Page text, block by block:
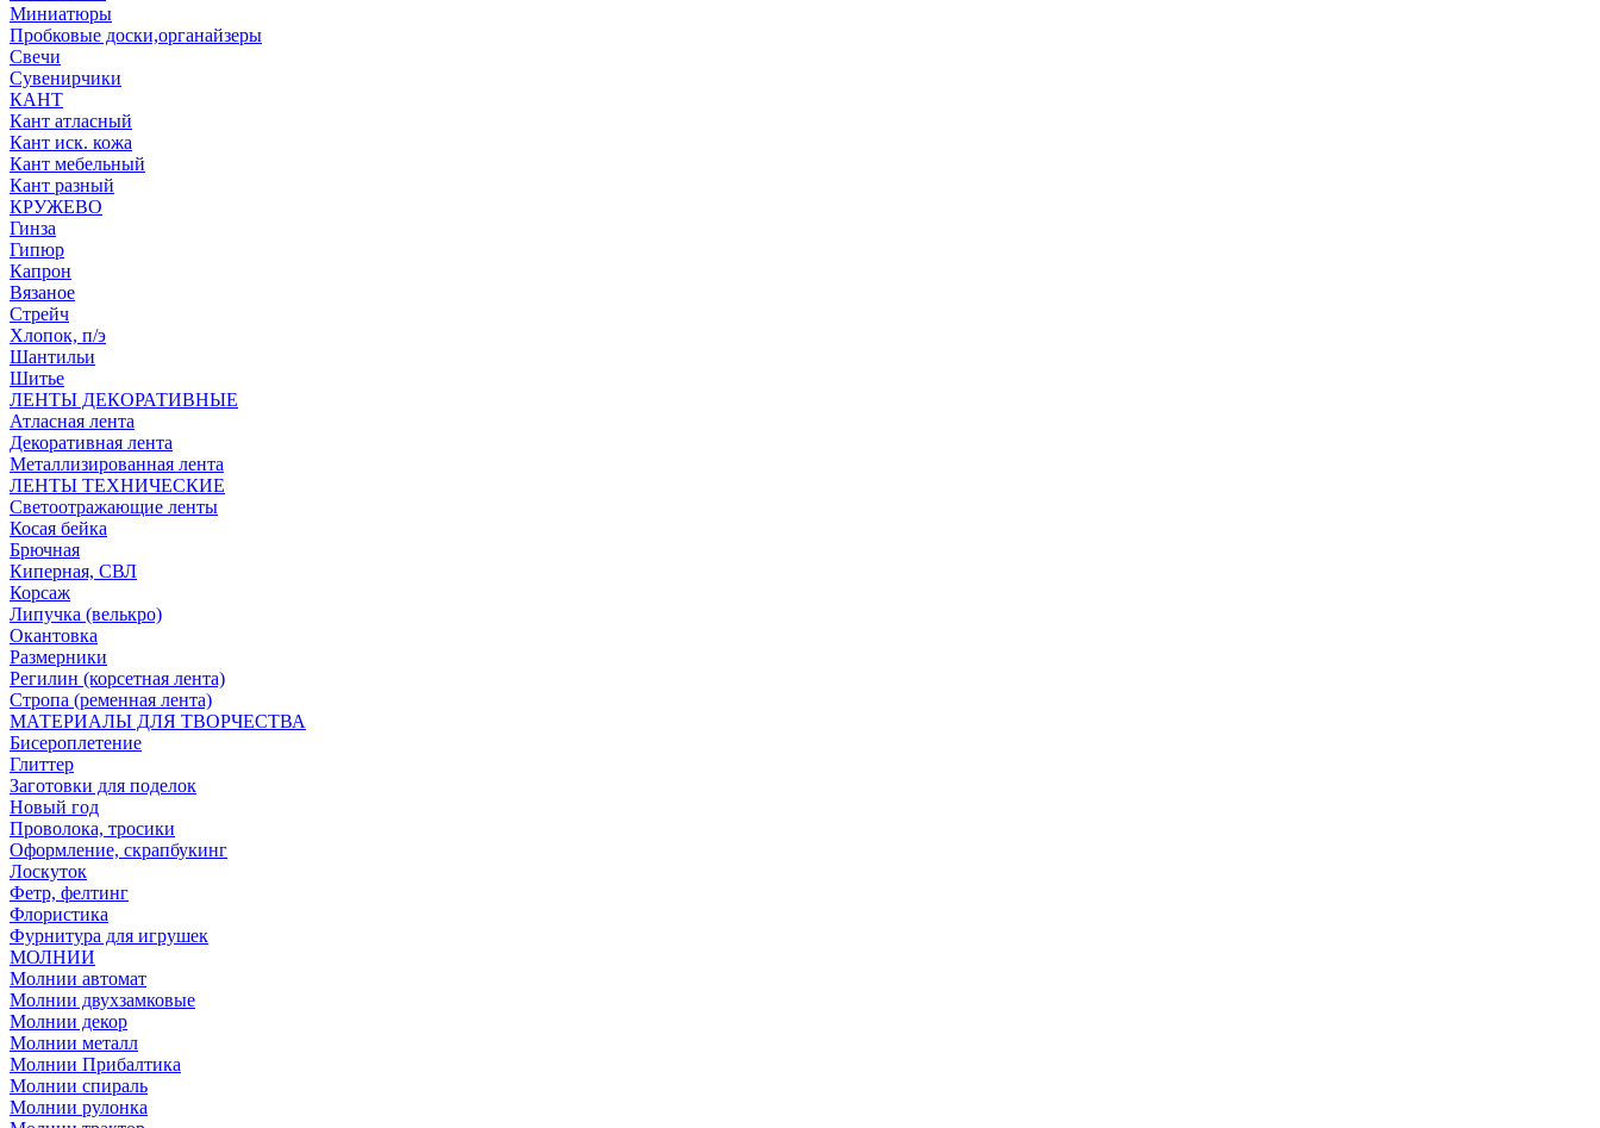
Миниатюры
Пробковые доски,органайзеры
Свечи
Сувенирчики
КАНТ
Кант атласный
Кант иск. кожа
Кант мебельный
Кант разный
КРУЖЕВО
Гинза
Гипюр
Капрон
Вязаное
Стрейч
Хлопок, п/э
Шантильи
Шитье
ЛЕНТЫ ДЕКОРАТИВНЫЕ
Атласная лента
Декоративная лента
Металлизированная лента
ЛЕНТЫ ТЕХНИЧЕСКИЕ
Светоотражающие ленты
Косая бейка
Брючная
Киперная, СВЛ
Корсаж
Липучка (велькро)
Окантовка
Размерники
Регилин (корсетная лента)
Стропа (ременная лента)
МАТЕРИАЛЫ ДЛЯ ТВОРЧЕСТВА
Бисероплетение
Глиттер
Заготовки для поделок
Новый год
Проволока, тросики
Оформление, скрапбукинг
Лоскуток
Фетр, фелтинг
Флористика
Фурнитура для игрушек
МОЛНИИ
Молнии автомат
Молнии двухзамковые
Молнии декор
Молнии металл
Молнии Прибалтика
Молнии спираль
Молнии рулонка